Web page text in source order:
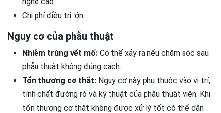
Chi phí điều trị lớn.
Nguy cơ của phẫu thuật
Nhiễm trùng vết mổ: Có thể xảy ra nếu chăm sóc sau
phẫu thuật không đúng cách.
Tổn thương cơ thắt: Nguy cơ này phụ thuộc vào vị trí,
tính chất đường rò và kỹ thuật của phẫu thuật viên. Khi
tổn thương cơ thắt không được xử lý tốt có thể dẫn